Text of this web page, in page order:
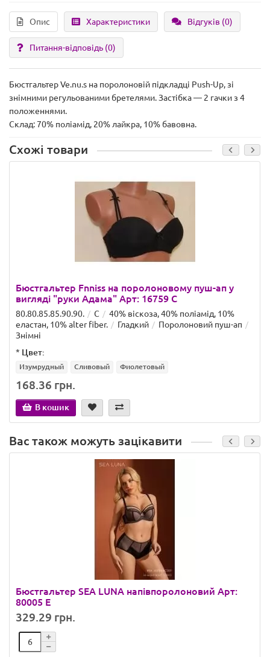
Опис Характеристики Відгуків (0)
Питання-відповідь (0)
Бюстгальтер Ve.nu.s на поролоновій підкладці Push-Up, зі
знімними регульованими бретелями. Застібка — 2 гачки з 4
положеннями.
Склад: 70% поліамід, 20% лайкра, 10% бавовна.
Схожі товари
Бюстгальтер Fnniss на поролоновому пуш-ап у
вигляді "руки Адама" Арт: 16759 C
80.80.85.85.90.90. C
40% віскоза, 40% поліамід, 10%
еластан, 10% alter fiber.
Гладкий
Поролоновий пуш-ап
Знімні
* Цвет:
Изумрудный Сливовый Фиолетовый
168.36 грн.
В кошик
Вас також можуть зацікавити
Бюстгальтер SEA LUNA напівпоролоновий Арт:
80005 E
329.29 грн.